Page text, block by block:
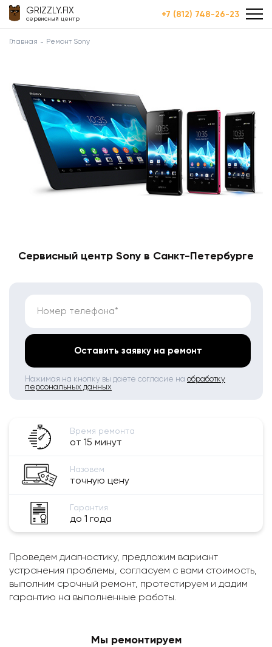
GRIZZLY.FIX
сервисный центр +7 (812) 748-26-23
Главная Ремонт Sony
Сервисный центр Sony в Санкт-Петербурге
Номер телефона*
Оставить заявку на ремонт
Нажимая на кнопку вы даете согласие на обработку
персональных данных
Время ремонта
от 15 минут
Назовем
точную цену
Гарантия
до 1 года
Проведем диагностику, предложим вариант
устранения проблемы, согласуем с вами стоимость,
выполним срочный ремонт, протестируем и дадим
гарантию на выполненные работы.
Мы ремонтируем